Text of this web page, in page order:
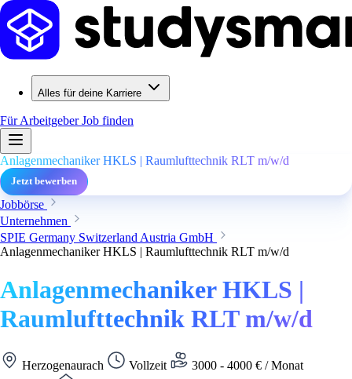
Alles für deine Karriere
Für ArbeitgeberJob finden
Anlagenmechaniker HKLS | Raumlufttechnik RLT m/w/d
Jetzt bewerben
Jobbörse
Unternehmen
SPIE Germany Switzerland Austria GmbH
Anlagenmechaniker HKLS | Raumlufttechnik RLT m/w/d
Anlagenmechaniker HKLS |
Raumlufttechnik RLT m/w/d
Herzogenaurach Vollzeit
3000 - 4000 € / Monat